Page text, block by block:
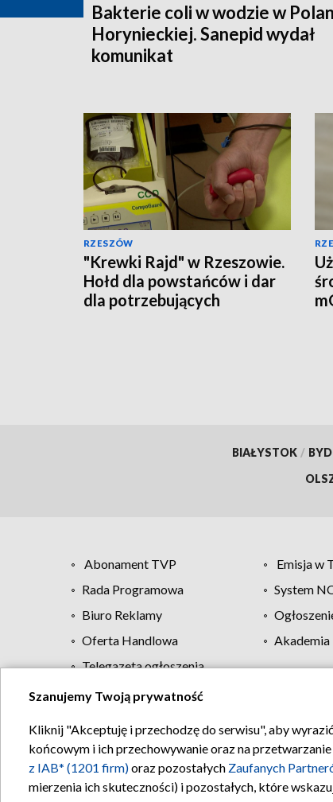
Bakterie coli w wodzie w
Horynieckiej. Sanepid wydał
komunikat
RZESZÓW
"Krewki Rajd" w Rzeszowie.
Hołd dla powstańców i dar
dla potrzebujących
BIAŁYSTOK /
Abonament TVP Emisja w
Rada Programowa
System
Biuro Reklamy
Oferta Handlowa
Akademia
Telegazeta ogłoszenia
Regulamin TVP
Szanujemy Twoją prywatność
Kliknij "Akceptuję i przechodzę do serwisu", aby
końcowym i ich przechowywanie oraz na
z IAB* (1201 firm)oraz pozostałych Zaufanych
mierzenia ich skuteczności) i pozostałych, które